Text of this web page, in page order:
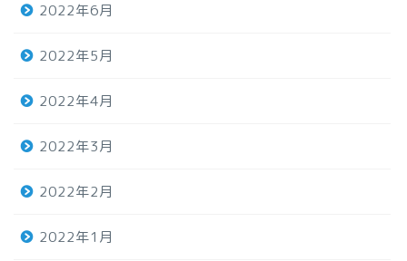
2022年6月
2022年5月
2022年4月
2022年3月
2022年2月
2022年1月